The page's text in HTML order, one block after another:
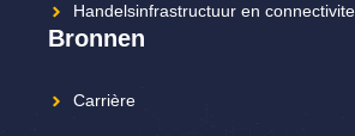
Handelsinfrastructuur en
Bronnen
Carrière